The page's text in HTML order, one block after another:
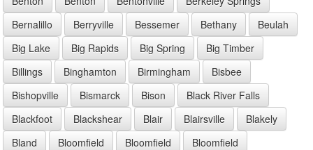
Bernalillo
Berryville Bessemer Bethany
Beulah
Big Lake
Big Rapids Big Spring
Big Timber
Billings
Binghamton Birmingham
Bisbee
Bishopville
Bismarck Bison
Black River Falls
Blackfoot
Blackshear Blair Blairsville
Blakely
Bland
Bloomfield Bloomfield
Bloomfield